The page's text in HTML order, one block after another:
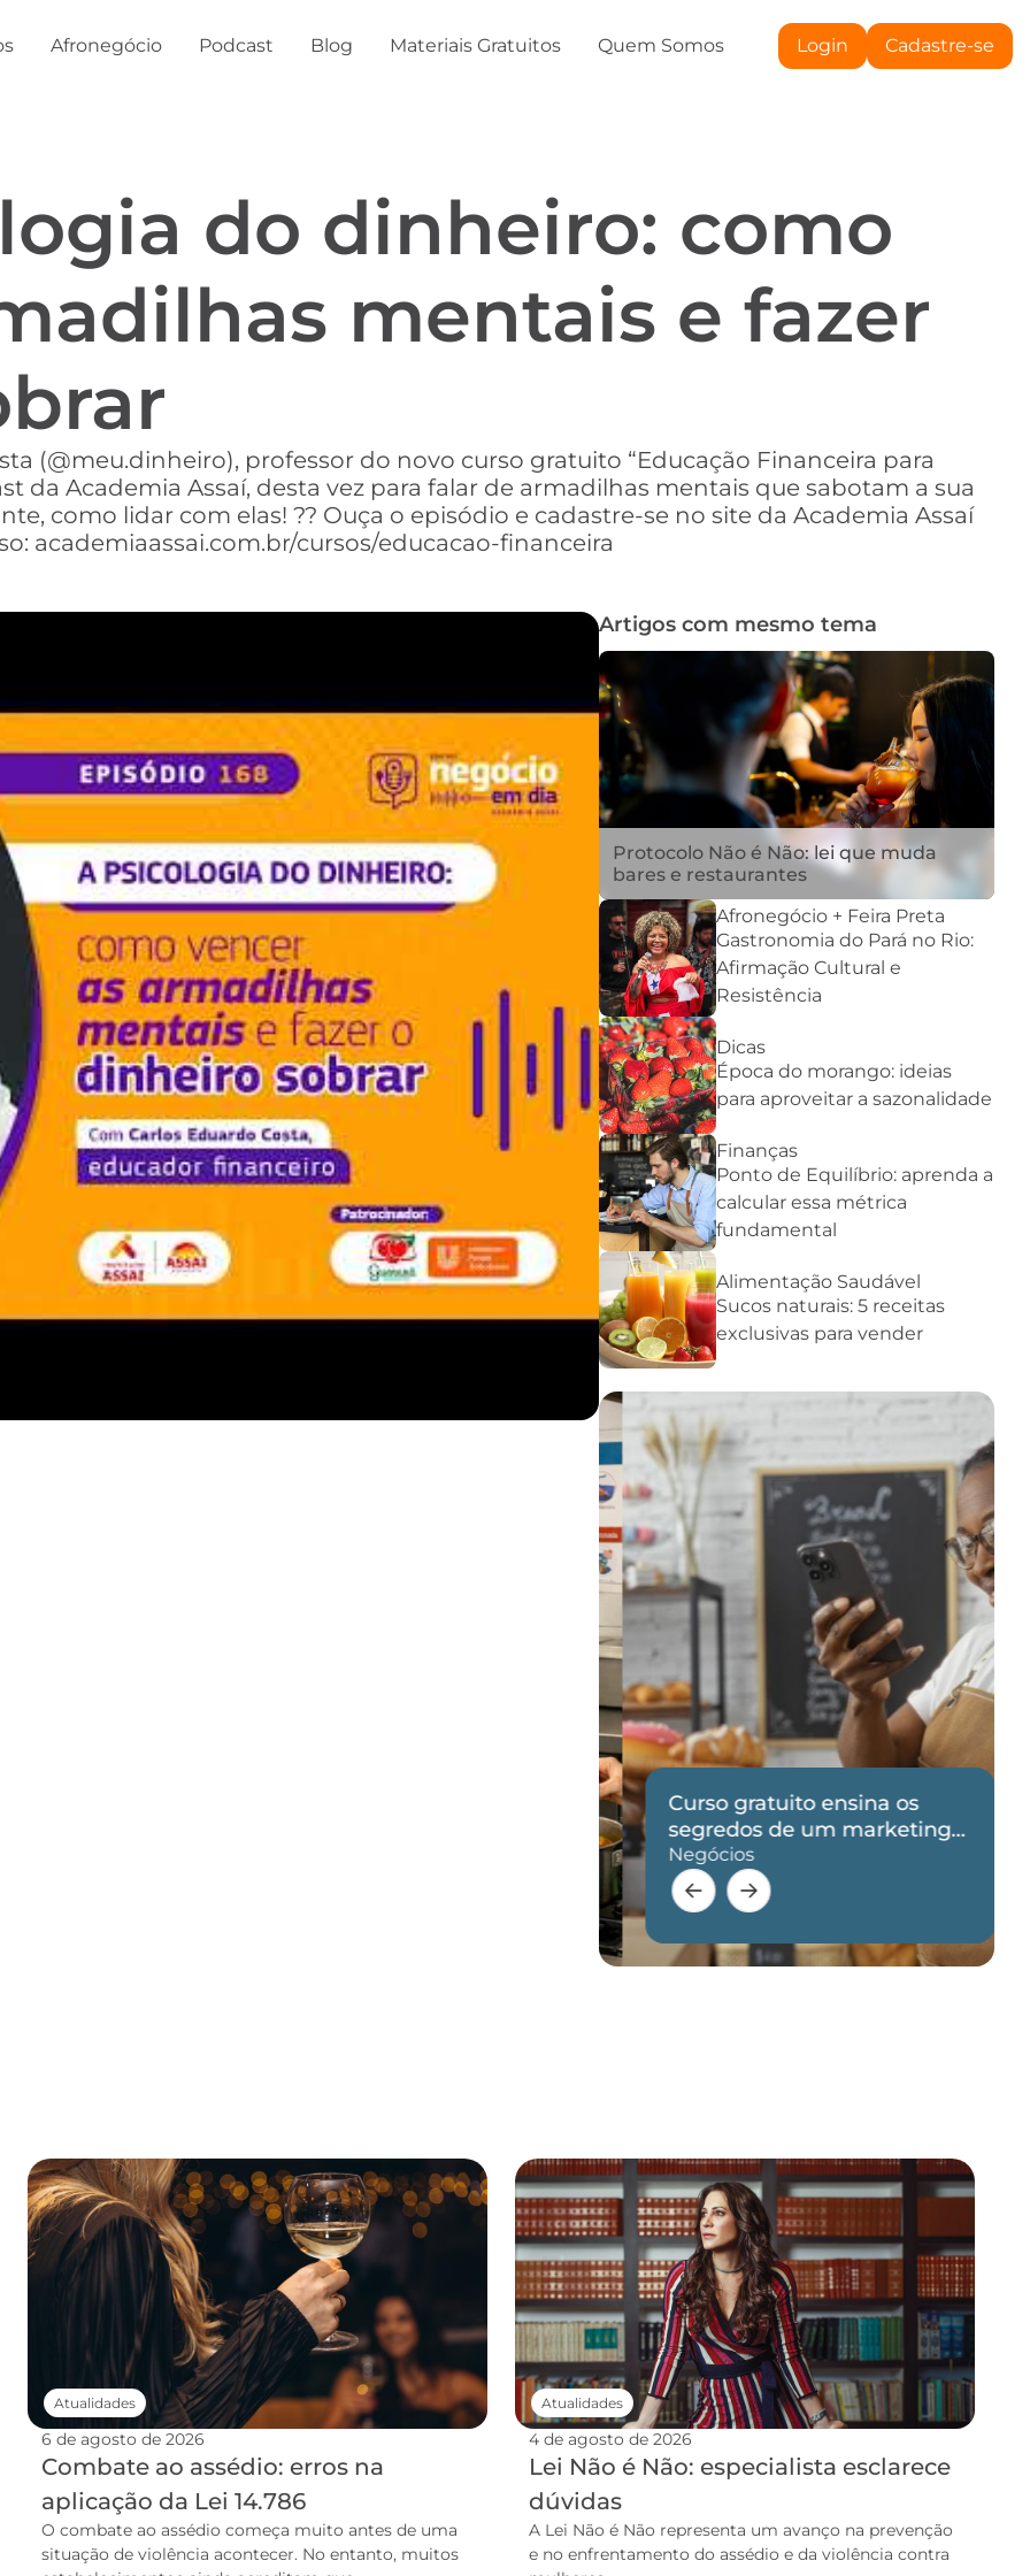
Afronegócio Podcast Blog Materiais Gratuitos Quem Somos Login Cadastre-se
do dinheiro: como
mentais e fazer
(@meu.dinheiro), professor do novo curso gratuito “Educação Financeira para
da Academia Assaí, desta vez para falar de armadilhas mentais que sabotam a sua
como lidar com elas! ?? Ouça o episódio e cadastre-se no site da Academia Assaí
academiaassai.com.br/cursos/educacao-financeira
Artigos com mesmo tema
Protocolo Não é Não: lei que muda
bares e restaurantes
Afronegócio + Feira Preta
Gastronomia do Pará no Rio:
Afirmação Cultural e
Resistência
Dicas
Época do morango: ideias
para aproveitar a sazonalidade
Finanças
Ponto de Equilíbrio: aprenda a
calcular essa métrica
fundamental
Alimentação Saudável
Sucos naturais: 5 receitas
exclusivas para vender
Curso gratuito ensina os
segredos de um marketing
eficaz
Negócios
6 de agosto de 2026
Combate ao assédio: erros na
aplicação da Lei 14.786
O combate ao assédio começa muito antes de uma
situação de violência acontecer. No entanto, muitos
Atualidades
4 de agosto de 2026
Lei Não é Não: especialista esclarece
dúvidas
A Lei Não é Não representa um avanço na prevenção
e no enfrentamento do assédio e da violência contra
Atualidades